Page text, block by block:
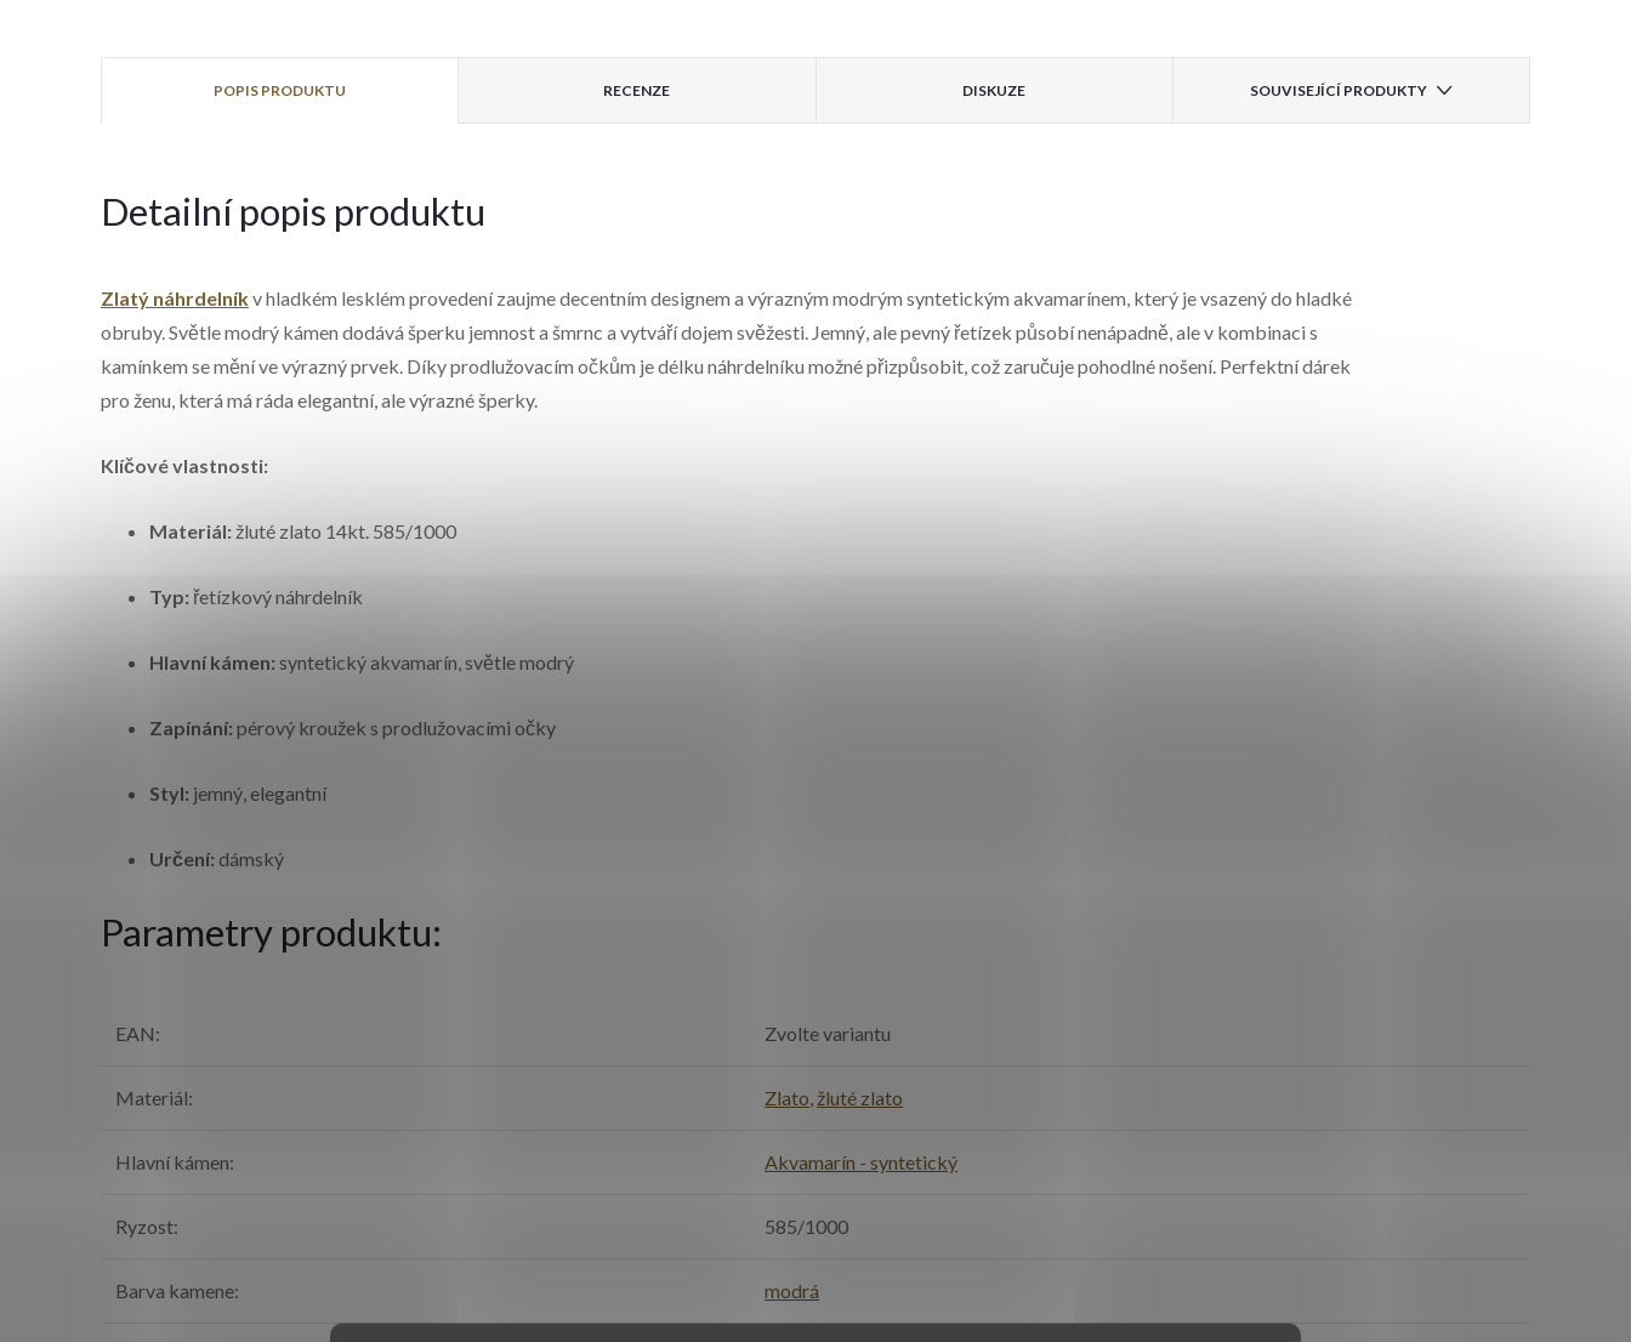
POPIS PRODUKTU RECENZE DISKUZE SOUVISEJÍCÍ PRODUKTY
Detailní popis produktu
Zlatý náhrdelníkv hladkém lesklém provedení zaujme decentním designem a výrazným modrým syntetickým akvamarínem, který je vsazený do hladké
obruby. Světle modrý kámen dodává šperku jemnost a šmrnc a vytváří dojem svěžesti. Jemný, ale pevný řetízek působí nenápadně, ale v kombinaci s
kamínkem se mění ve výrazný prvek. Díky prodlužovacím očkům je délku náhrdelníku možné přizpůsobit, což zaručuje pohodlné nošení. Perfektní dárek
pro ženu, která má ráda elegantní, ale výrazné šperky.
Klíčové vlastnosti:
Materiál:žluté zlato 14kt. 585/1000
Typ:řetízkový náhrdelník
Hlavní kámen: syntetický akvamarín, světle modrý
Zapínání: pérový kroužek s prodlužovacími očky
Styl: jemný, elegantní
Určení: dámský
Parametry produktu:
EAN: Zvolte variantu
Materiál: Zlato, žluté zlato
Hlavní kámen: Akvamarín - syntetický
Ryzost: 585/1000
Barva kamene: modrá